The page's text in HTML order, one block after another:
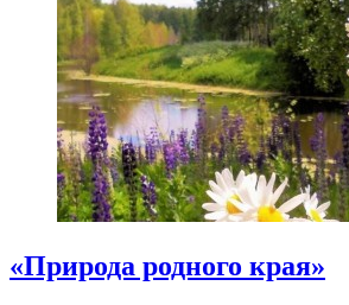
«Природа родного края»